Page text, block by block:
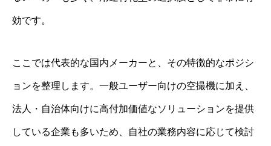
効です。
ここでは代表的な国内メーカーと、その特徴的なポジシ
ョンを整理します。一般ユーザー向けの空撮機に加え、
法人・自治体向けに高付加価値なソリューションを提供
している企業も多いため、自社の業務内容に応じて検討